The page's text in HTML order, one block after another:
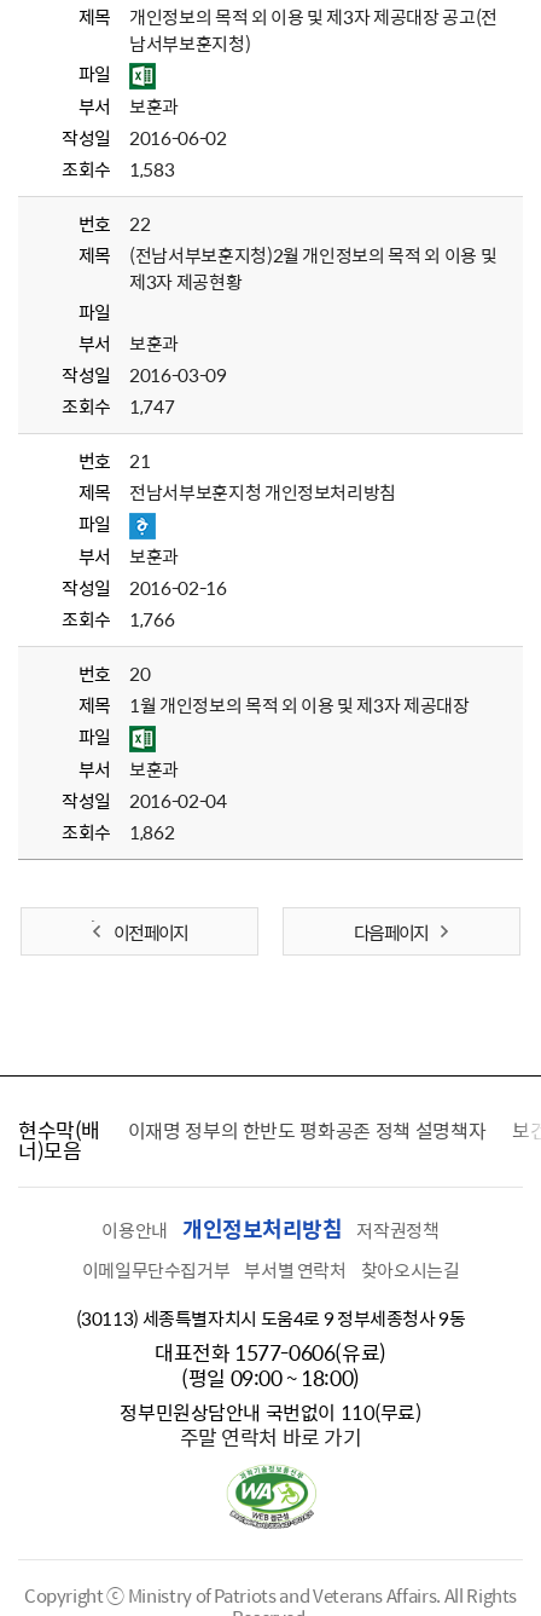
제목
개인정보의 목적 외 이용 및 제3자 제공대장 공고(전
남서부보훈지청)
파일
부서
보훈과
작성일
2016-06-02
조회수
1,583
번호
22
제목
(전남서부보훈지청)2월 개인정보의 목적 외 이용 및
제3자 제공현황
파일
부서
보훈과
작성일
2016-03-09
조회수
1,747
번호
21
제목
전남서부보훈지청 개인정보처리방침
파일
부서
보훈과
작성일
2016-02-16
조회수
1,766
번호
20
제목
1월 개인정보의 목적 외 이용 및 제3자 제공대장
파일
부서
보훈과
작성일
2016-02-04
조회수
1,862
이전 페이지 다음 페이지
현수막(배
너)모음
찾습니다 이재명 정부의 한반도 평화공존 정책 설명책자 보
이용안내 개인정보처리방침
저작권정책
이메일무단수집거부 부서별 연락처
찾아오시는길
(30113) 세종특별자치시 도움4로 9 정부세종청사 9동
대표전화 1577-0606(유료)
(평일 09:00 ~ 18:00)
정부민원상담안내 국번없이 110(무료)
주말 연락처 바로 가기
Copyright ⓒ Ministry of Patriots and Veterans Affairs.All Rights